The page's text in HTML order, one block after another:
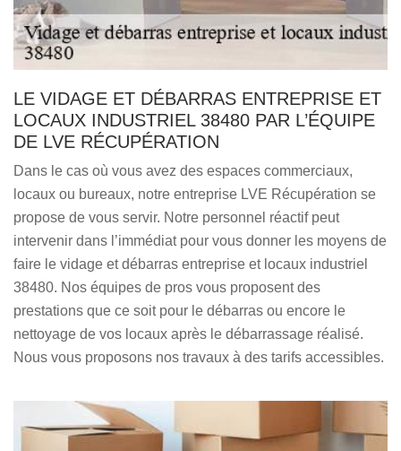
LE VIDAGE ET DÉBARRAS ENTREPRISE ET
LOCAUX INDUSTRIEL 38480 PAR L’ÉQUIPE
DE LVE RÉCUPÉRATION
Dans le cas où vous avez des espaces commerciaux,
locaux ou bureaux, notre entreprise LVE Récupération se
propose de vous servir. Notre personnel réactif peut
intervenir dans l’immédiat pour vous donner les moyens de
faire le vidage et débarras entreprise et locaux industriel
38480. Nos équipes de pros vous proposent des
prestations que ce soit pour le débarras ou encore le
nettoyage de vos locaux après le débarrassage réalisé.
Nous vous proposons nos travaux à des tarifs accessibles.